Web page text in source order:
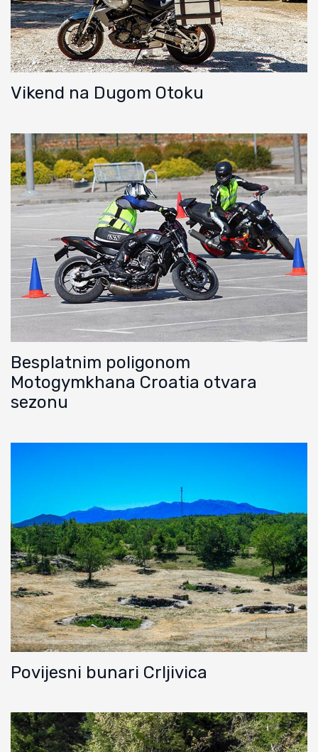
Vikend na Dugom Otoku
Besplatnim poligonom
Motogymkhana Croatia otvara
sezonu
Povijesni bunari Crljivica